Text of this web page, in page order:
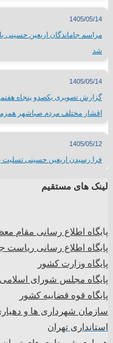
1405/05/14
مراسم جاماندگان اربعین حسینی
شد
1405/05/14
گزارش تصویری یکصدو پنجاه
اقشار مختلف مردم صباشهر
1405/05/12
فرا رسیدن اربعین حسینی تسلیت
لینک های مستقیم
پایگاه اطلاع رسانی مقام
پایگاه اطلاع رسانی ریاست
پایگاه وزارت کشور
پایگاه مجلس شورای اسلامی
پایگاه قوه قضاییه کشور
سازمان شهرداری ها و
استانداری تهران